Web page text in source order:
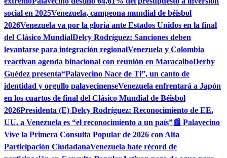
social en 2025Venezuela, campeona mundial de béisbol
2026Venezuela va por la gloria ante Estados Unidos en la final
del Clásico MundialDelcy Rodríguez: Sanciones deben
levantarse para integración regionalVenezuela y Colombia
reactivan agenda binacional con reunión en MaracaiboDerby
Guédez presenta“Palavecino Nace de Ti”, un canto de
identidad y orgullo palavecinenseVenezuela enfrentará a Japón
en los cuartos de final del Clásico Mundial de Béisbol
2026Presidenta (E) Delcy Rodríguez: Reconocimiento de EE.
UU. a Venezuela es “el reconocimiento a un país”📰 Palavecino
Vive la Primera Consulta Popular de 2026 con Alta
Participación CiudadanaVenezuela bate récord de